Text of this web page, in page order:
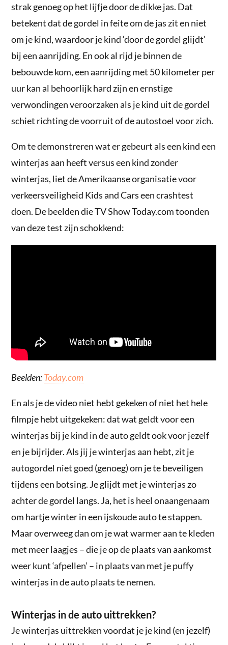
strak genoeg op het lijfje door de dikke jas. Dat
betekent dat de gordel in feite om de jas zit en niet
om je kind, waardoor je kind ‘door de gordel glijdt’
bij een aanrijding. En ook al rijd je binnen de
bebouwde kom, een aanrijding met 50 kilometer per
uur kan al behoorlijk hard zijn en ernstige
verwondingen veroorzaken als je kind uit de gordel
schiet richting de voorruit of de autostoel voor zich.
Om te demonstreren wat er gebeurt als een kind een
winterjas aan heeft versus een kind zonder
winterjas, liet de Amerikaanse organisatie voor
verkeersveiligheid Kids and Cars een crashtest
doen. De beelden die TV Show Today.com toonden
van deze test zijn schokkend:
Beelden:Today.com
En als je de video niet hebt gekeken of niet het hele
filmpje hebt uitgekeken: dat wat geldt voor een
winterjas bij je kind in de auto geldt ook voor jezelf
en je bijrijder. Als jij je winterjas aan hebt, zit je
autogordel niet goed (genoeg) om je te beveiligen
tijdens een botsing. Je glijdt met je winterjas zo
achter de gordel langs. Ja, het is heel onaangenaam
om hartje winter in een ijskoude auto te stappen.
Maar overweeg dan om je wat warmer aan te kleden
met meer laagjes – die je op de plaats van aankomst
weer kunt ‘afpellen’ – in plaats van met je puffy
winterjas in de auto plaats te nemen.
Winterjas in de auto uittrekken?
Je winterjas uittrekken voordat je je kind (en jezelf)